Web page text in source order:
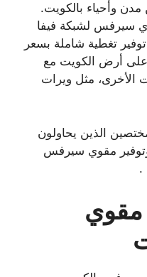
وأحياء بالكويت.
سيرفس لشبكة فيفا
تغطية شاملة بسعر
أرض الكويت مع
الأخرى، مثل ويرات
الذين يحاولون
وتوفير مقوي سيرفس
.
مقوي